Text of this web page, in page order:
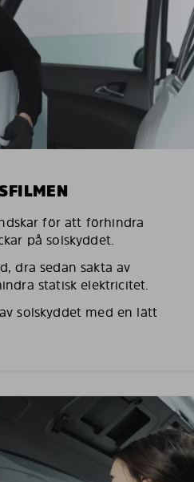
för att förhindra
på solskyddet.
dra sedan sakta av
statisk elektricitet.
solskyddet med en lätt